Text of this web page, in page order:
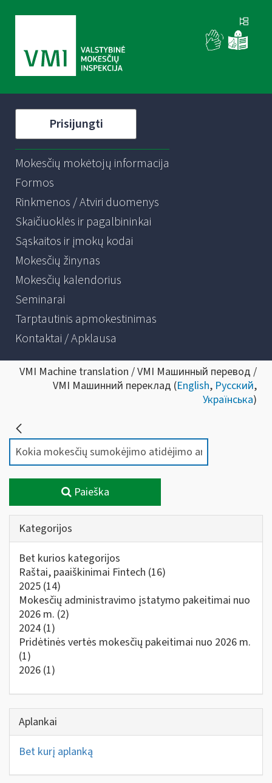
Prisijungti
Mokesčių mokėtojų informacija
Formos
Rinkmenos / Atviri duomenys
Skaičiuoklės ir pagalbininkai
Sąskaitos ir įmokų kodai
Mokesčių žinynas
Mokesčių kalendorius
Seminarai
Tarptautinis apmokestinimas
Kontaktai / Apklausa
VMI Machine translation / VMI Машинный перевод /
VMI Машинний переклад (English, Русский,
Українська)
Paieška
Kategorijos
Bet kurios kategorijos
Raštai, paaiškinimai Fintech (16)
2025 (14)
Mokesčių administravimo įstatymo pakeitimai nuo
2026 m. (2)
2024 (1)
Pridėtinės vertės mokesčių pakeitimai nuo 2026 m.
(1)
2026 (1)
Aplankai
Bet kurį aplanką